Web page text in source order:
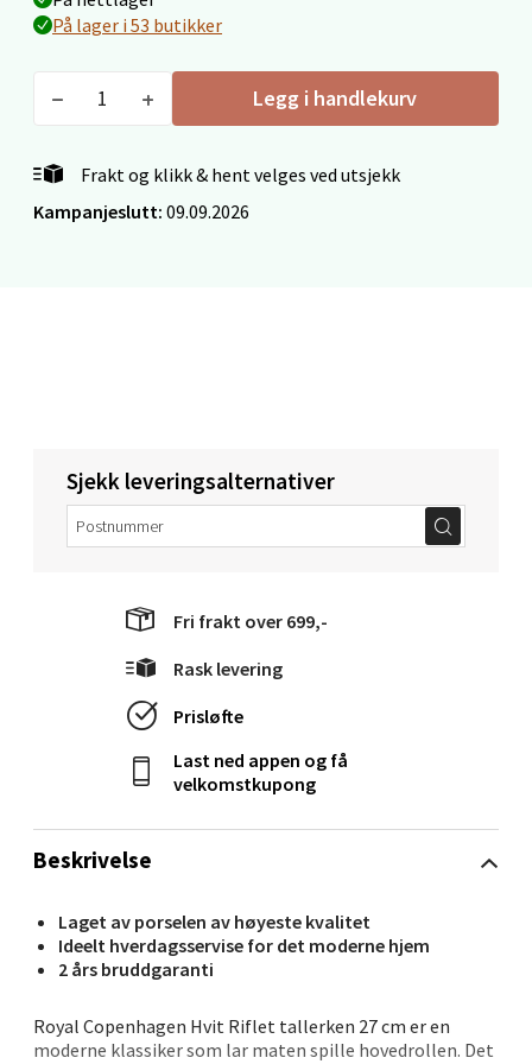
På lager i 53 butikker
Legg i handlekurv
Frakt og klikk & hent velges ved utsjekk
Kampanjeslutt: 09.09.2026
Beskrivelse
Laget av porselen av høyeste kvalitet
Ideelt hverdagsservise for det moderne hjem
2 års bruddgaranti
Royal Copenhagen Hvit Riflet tallerken 27 cm er en
moderne klassiker som lar maten spille hovedrollen. Det
Sjekk leveringsalternativer
Fri frakt over 699,-
Rask levering
Prisløfte
Last ned appen og få
velkomstkupong
Oppdal - Aunasenteret
Aunasenteret, Sunndalsvegen 3, 7340 Oppdal
Åpent i dag 10-19
Thon Senter Orkanger, Orkdalsveien 113, 7300
Orkanger
Åpent i dag 09-20
Sandvika - Thon Senter Sandvika
Brodtkorbsgate 7, 1338 Sandvika
Åpent i dag 10-21
13 i butikk
Velg
Bergen - Thon Senter Sartor